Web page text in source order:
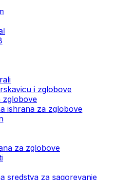
i zglobove
zglobove
ishrana za zglobove
za zglobove
sredstva za sagorevanje